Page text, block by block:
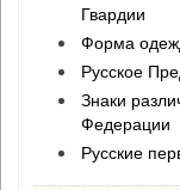
Гвардии
Форма
Русское
Знаки
Федерации
Русские